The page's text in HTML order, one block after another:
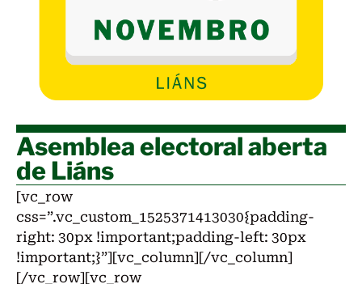
Asemblea electoral aberta
de Liáns
[vc_row
css=”.vc_custom_1525371413030{padding-
right: 30px !important;padding-left: 30px
!important;}”][vc_column][/vc_column]
[/vc_row][vc_row